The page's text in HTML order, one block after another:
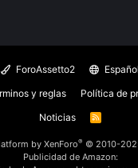
ForoAssetto2
Español
y reglas Política de
Noticias
R
by XenForo® © 2010-
Publicidad de Amazon: